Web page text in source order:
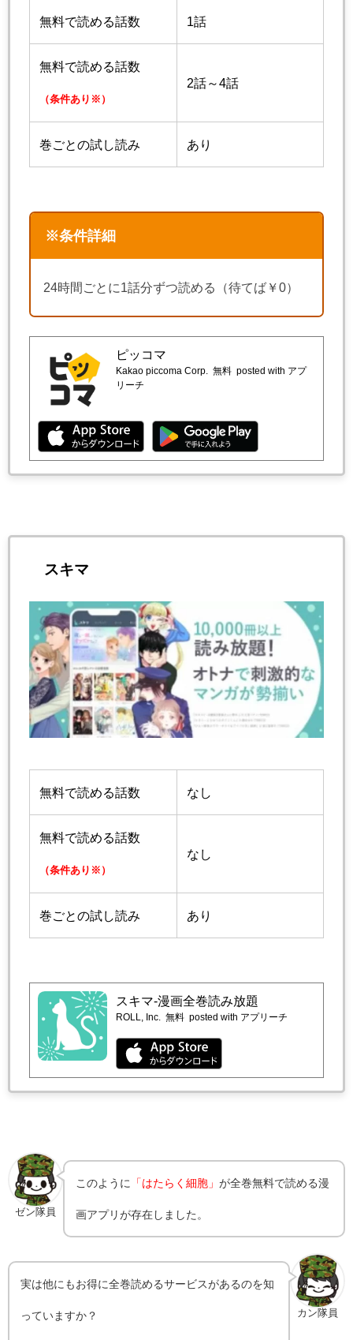
無料で読める話数 1話
無料で読める話数
（条件あり※）
2話～4話
巻ごとの試し読み あり
※条件詳細
24時間ごとに1話分ずつ読める（待てば￥0）
ピッコマ
Kakao piccoma Corp. 無料 posted with アプ
リーチ
スキマ
無料で読める話数 なし
無料で読める話数
（条件あり※）
なし
巻ごとの試し読み あり
スキマ-漫画全巻読み放題
ROLL, Inc. 無料 posted with アプリーチ
ゼン隊員
このように 「はたらく細胞」が全巻無料で読める漫
画アプリが存在しました。
カン隊員
実は他にもお得に全巻読めるサービスがあるのを知
っていますか？